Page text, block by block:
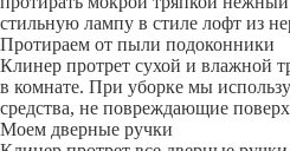
стильную лампу в стиле лофт из
Протираем от пыли подоконники
Клинер протрет сухой и влажной
в комнате. При уборке мы
средства, не повреждающие
Моем дверные ручки